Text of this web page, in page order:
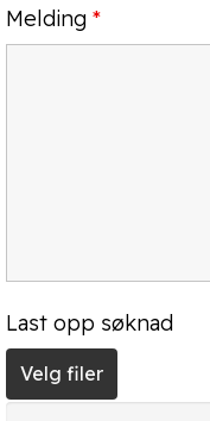
Melding *
Last opp søknad
Velg filer